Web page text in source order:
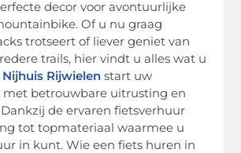
decor voor avontuurlijke
Of u nu graag
trotseert of liever geniet van
trails, hier vindt u alles wat u
Nijhuis Rijwielen start uw
met betrouwbare uitrusting en
de ervaren fietsverhuur
tot topmateriaal waarmee u
in kunt. Wie een fiets huren in